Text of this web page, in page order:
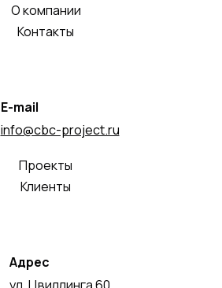
О компании
Контакты
E-mail
info@cbc-project.ru
Проекты
Клиенты
Адрес